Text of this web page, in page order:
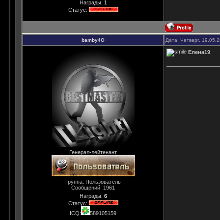
Награды: 1
Статус:
bamby4O Дата: Четверг,
Генерал-лейтенант
Группа: Пользователь
Сообщений: 1961
Награды: 6
Статус:
ICQ:
589105159
Елена19